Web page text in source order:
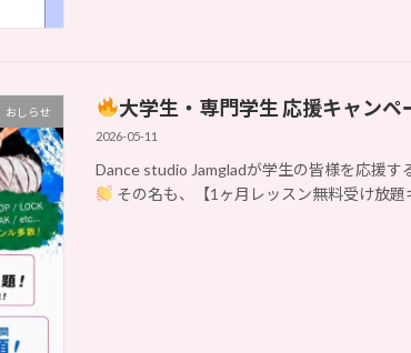
おしらせ 大学生・専門学生 応援キャンペ
2026-05-11
Dance studio Jamgladが学生の皆様を応援す
その名も、【1ヶ月レッスン無料受け放題